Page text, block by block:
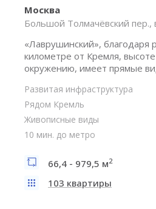
Москва
Большой Толмачёвский пер.,
«Лаврушинский», благодаря
километре от Кремля,
окружению, имеет прямые
Развитая инфраструктура
Рядом Кремль
Живописные виды
10 мин. до метро
66,4 - 979,5 м2
103 квартиры